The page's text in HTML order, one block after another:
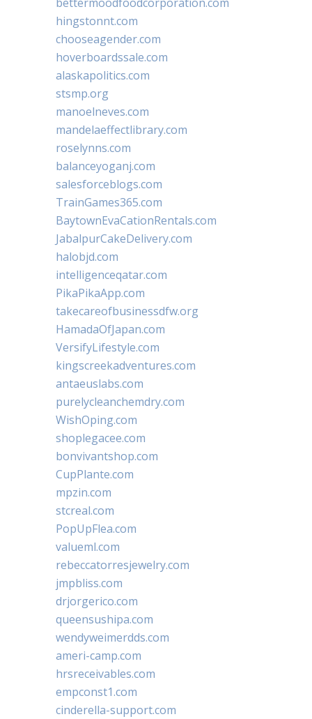
hingstonnt.com
chooseagender.com
hoverboardssale.com
alaskapolitics.com
stsmp.org
manoelneves.com
mandelaeffectlibrary.com
roselynns.com
balanceyoganj.com
salesforceblogs.com
TrainGames365.com
BaytownEvaCationRentals.com
JabalpurCakeDelivery.com
halobjd.com
intelligenceqatar.com
PikaPikaApp.com
takecareofbusinessdfw.org
HamadaOfJapan.com
VersifyLifestyle.com
kingscreekadventures.com
antaeuslabs.com
purelycleanchemdry.com
WishOping.com
shoplegacee.com
bonvivantshop.com
CupPlante.com
mpzin.com
stcreal.com
PopUpFlea.com
valueml.com
rebeccatorresjewelry.com
jmpbliss.com
drjorgerico.com
queensushipa.com
wendyweimerdds.com
ameri-camp.com
hrsreceivables.com
empconst1.com
cinderella-support.com